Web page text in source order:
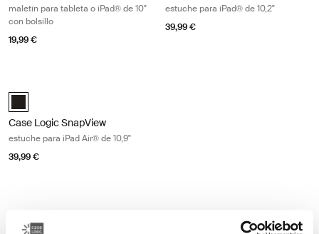
maletín para tableta o iPad® de 10"
con bolsillo
19,99 €
estuche para iPad® de 10,2"
39,99 €
Case Logic SnapView Case for 10.9" iPad Air® Negro (selected)
Case Logic SnapView
estuche para iPad Air® de 10,9"
39,99 €